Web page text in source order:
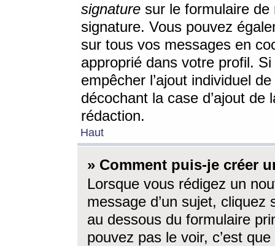
signature sur le formulaire de
signature. Vous pouvez
sur tous vos messages en
approprié dans votre profil.
empêcher l’ajout individuel
décochant la case d’ajout
rédaction.
Haut
» Comment puis-je créer
Lorsque vous rédigez un
message d’un sujet, cliquez
au dessous du formulaire
pouvez pas le voir, c’est